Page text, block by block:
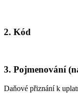
2. Kód
3. Pojmenování
Daňové přiznání k